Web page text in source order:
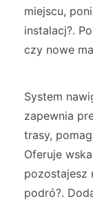
miejscu,
instalacj?.
czy nowe
System
zapewnia
trasy,
Oferuje
pozostajesz
podró?.